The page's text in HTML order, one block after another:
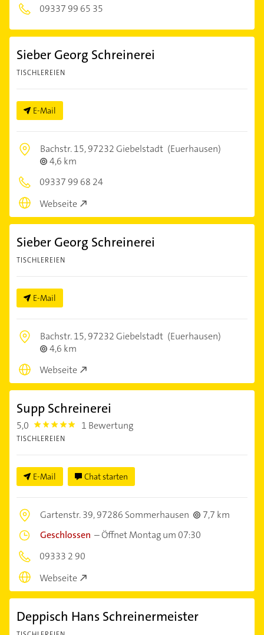
09337 99 65 35
Sieber Georg Schreinerei
TISCHLEREIEN
E-Mail
Bachstr. 15,97232 Giebelstadt (Euerhausen)
4,6 km
09337 99 68 24
Webseite
Sieber Georg Schreinerei
TISCHLEREIEN
E-Mail
Bachstr. 15,97232 Giebelstadt (Euerhausen)
4,6 km
Webseite
Supp Schreinerei
5,0 5.0 1 Bewertung
TISCHLEREIEN
E-Mail Chat starten
Gartenstr. 39,97286 Sommerhausen
7,7 km
Geschlossen –Öffnet Montag um 07:30
09333 2 90
Webseite
Deppisch Hans Schreinermeister